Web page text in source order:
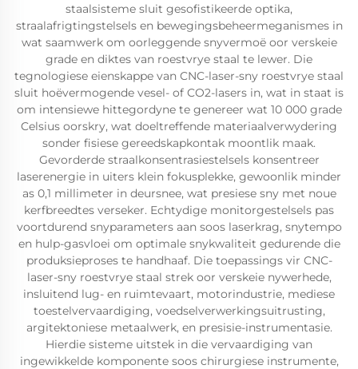
staalsisteme sluit gesofistikeerde optika,
straalafrigtingstelsels en bewegingsbeheermeganismes in
wat saamwerk om oorleggende snyvermoë oor verskeie
grade en diktes van roestvrye staal te lewer. Die
tegnologiese eienskappe van CNC-laser-sny roestvrye staal
sluit hoëvermogende vesel- of CO2-lasers in, wat in staat is
om intensiewe hittegordyne te genereer wat 10 000 grade
Celsius oorskry, wat doeltreffende materiaalverwydering
sonder fisiese gereedskapkontak moontlik maak.
Gevorderde straalkonsentrasiestelsels konsentreer
laserenergie in uiters klein fokusplekke, gewoonlik minder
as 0,1 millimeter in deursnee, wat presiese sny met noue
kerfbreedtes verseker. Echtydige monitorgestelsels pas
voortdurend snyparameters aan soos laserkrag, snytempo
en hulp-gasvloei om optimale snykwaliteit gedurende die
produksieproses te handhaaf. Die toepassings vir CNC-
laser-sny roestvrye staal strek oor verskeie nywerhede,
insluitend lug- en ruimtevaart, motorindustrie, mediese
toestelvervaardiging, voedselverwerkingsuitrusting,
argitektoniese metaalwerk, en presisie-instrumentasie.
Hierdie sisteme uitstek in die vervaardiging van
ingewikkelde komponente soos chirurgiese instrumente,